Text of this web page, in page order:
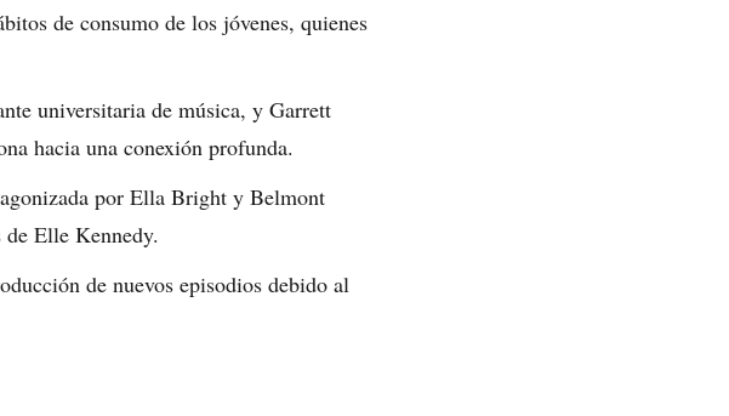
de consumo de los jóvenes, quienes
universitaria de música, y Garrett
hacia una conexión profunda.
por Ella Bright y Belmont
de Elle Kennedy.
de nuevos episodios debido al